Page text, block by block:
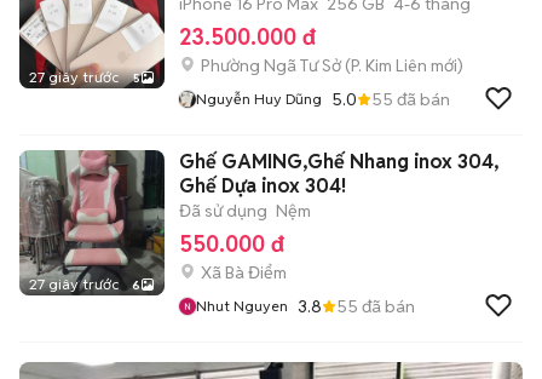
27 giây trước 5
23.500.000 đ
Phường Ngã Tư Sở(P. Kim Liên mới)
Nguyễn Huy Dũng 5.0 55 đã bán
27 giây trước 6
Ghế GAMING,Ghế Nhang inox 304,
Ghế Dựa inox 304!
Đã sử dụng Nệm
550.000 đ
Xã Bà Điểm
Nhut Nguyen 3.8 55 đã bán